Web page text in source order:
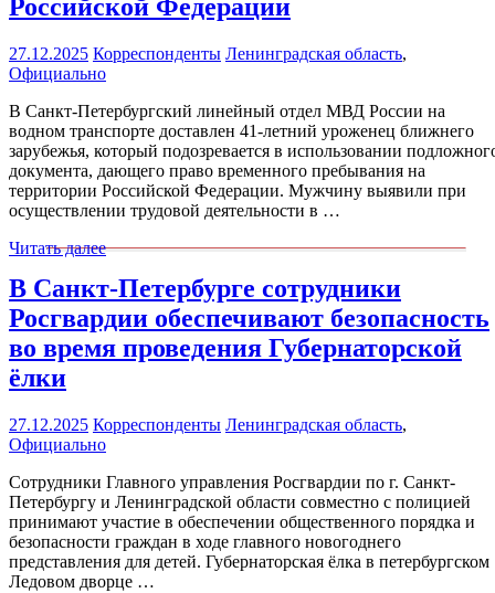
Российской Федерации
27.12.2025 Корреспонденты Ленинградская область,
Официально
В Санкт-Петербургский линейный отдел МВД России на
водном транспорте доставлен 41-летний уроженец ближнего
зарубежья, который подозревается в использовании
документа, дающего право временного пребывания на
территории Российской Федерации. Мужчину выявили при
осуществлении трудовой деятельности в …
Читать далее
В Санкт-Петербурге сотрудники
Росгвардии обеспечивают безопасность
во время проведения Губернаторской
ёлки
27.12.2025 Корреспонденты Ленинградская область,
Официально
Сотрудники Главного управления Росгвардии по г. Санкт-
Петербургу и Ленинградской области совместно с полицией
принимают участие в обеспечении общественного порядка и
безопасности граждан в ходе главного новогоднего
представления для детей. Губернаторская ёлка в петербургском
Ледовом дворце …